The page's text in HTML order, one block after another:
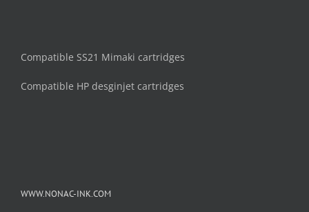
Compatible SS21 Mimaki cartridges
Compatible HP desginjet cartridges
WWW.NONAC-INK.COM